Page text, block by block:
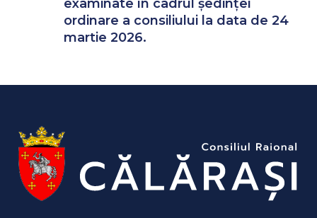
examinate în cadrul ședinței
ordinare a consiliului la data de 24
martie 2026.